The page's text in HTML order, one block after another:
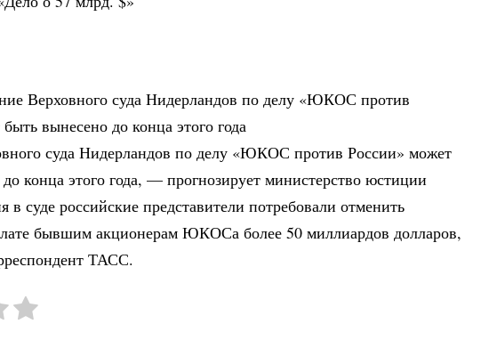
Верховного суда Нидерландов по делу «ЮКОС против
вынесено до конца этого года
суда Нидерландов по делу «ЮКОС против России» может
конца этого года, — прогнозирует министерство юстиции
в суде российские представители потребовали отменить
бывшим акционерам ЮКОСа более 50 миллиардов долларов,
ТАСС.